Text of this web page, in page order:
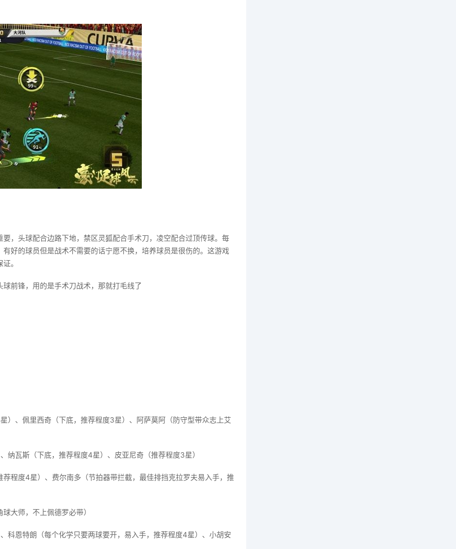
，头球配合边路下地，禁区灵狐配合手术刀，凌空配合过顶传球。每
好的球员但是战术不需要的话宁愿不换，培养球员是很伤的。这游戏
。
前锋，用的是手术刀战术，那就打毛线了
）、佩里西奇（下底，推荐程度3星）、阿萨莫阿（防守型带众志上艾
纳瓦斯（下底，推荐程度4星）、皮亚尼奇（推荐程度3星）
程度4星）、费尔南多（节拍器带拦截，最佳排挡克拉罗夫易入手，推
大师，不上佩德罗必带）
科恩特朗（每个化学只要两球要开，易入手，推荐程度4星）、小胡安